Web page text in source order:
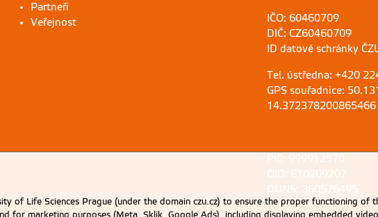
Partneři
Veřejnost
IČO: 60460709
DIČ: CZ60460709
ID datové schránky
Tel. ústředna: +420
GPS souřadnice:
14.372378200865466
PIC: 999912570
OID: E10209207
DUNS: 360576495
of Life Sciences Prague (under the domain czu.cz) to ensure the proper functioning of
for marketing purposes (Meta, Sklik, Google Ads), including displaying embedded